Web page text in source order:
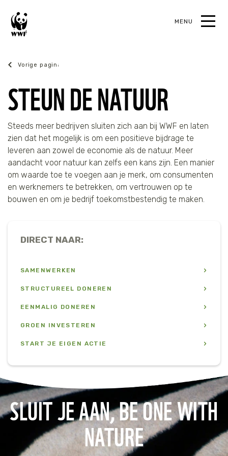
MENU
STEUN DE NATUUR
Steeds meer bedrijven sluiten zich aan bij WWF en laten
zien dat het mogelijk is om een positieve bijdrage te
leveren aan zowel de economie als de natuur. Meer
aandacht voor natuur kan zelfs een kans zijn. Een manier
om waarde toe te voegen aan je merk, om consumenten
en werknemers te betrekken, om vertrouwen op te
bouwen en om je bedrijf toekomstbestendig te maken.
DIRECT NAAR:
SAMENWERKEN
STRUCTUREEL DONEREN
EENMALIG DONEREN
GROEN INVESTEREN
START JE EIGEN ACTIE
SLUIT JE AAN, BE ONE WITH
NATURE
Steun de natuur
Alles over steunen
Actueel
Alle actualiteiten
Ons werk
Alles over het werk van WWF Business
Contact
Neem contact op